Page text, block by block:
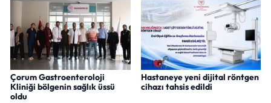
Çorum Gastroenteroloji
Kliniği bölgenin sağlık üssü
oldu
Hastaneye yeni dijital röntgen
cihazı tahsis edildi